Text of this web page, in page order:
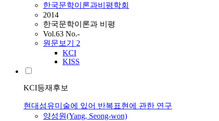
한국문학이론과비평학회
2014
한국문학이론과 비평
Vol.63 No.-
원문보기 2
KCI
KISS
KCI등재후보
현대섬유미술에 있어 반복표현에 관한 연구
양성원(Yang, Seong-won)